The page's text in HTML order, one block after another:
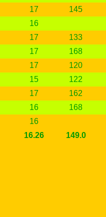
17 145
16
17 133
17 168
17 120
15 122
17 162
16 168
16
16.26 149.0